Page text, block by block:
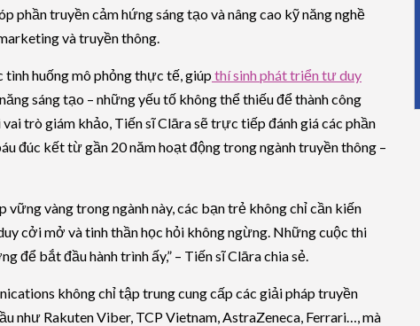
phần truyền cảm hứng sáng tạo và nâng cao kỹ năng nghề
và truyền thông.
huống mô phỏng thực tế, giúp thí sinh phát triển tư duy
sáng tạo – những yếu tố không thể thiếu để thành công
trò giám khảo, Tiến sĩ Clāra sẽ trực tiếp đánh giá các phần
đúc kết từ gần 20 năm hoạt động trong ngành truyền thông –
vững vàng trong ngành này, các bạn trẻ không chỉ cần kiến
cởi mở và tinh thần học hỏi không ngừng. Những cuộc thi
để bắt đầu hành trình ấy,” – Tiến sĩ Clāra chia sẻ.
không chỉ tập trung cung cấp các giải pháp truyền
như Rakuten Viber, TCP Vietnam, AstraZeneca, Ferrari…, mà